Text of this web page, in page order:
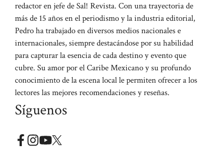
redactor en jefe de Sal! Revista. Con una trayectoria de
más de 15 años en el periodismo y la industria editorial,
Pedro ha trabajado en diversos medios nacionales e
internacionales, siempre destacándose por su habilidad
para capturar la esencia de cada destino y evento que
cubre. Su amor por el Caribe Mexicano y su profundo
conocimiento de la escena local le permiten ofrecer a los
lectores las mejores recomendaciones y reseñas.
Síguenos